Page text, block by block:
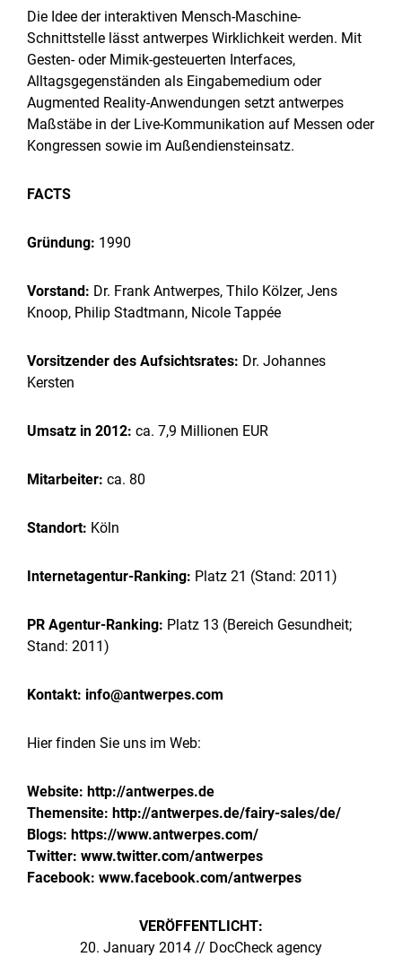
Die Idee der interaktiven Mensch-Maschine-
Schnittstelle lässt antwerpes Wirklichkeit werden. Mit
Gesten- oder Mimik-gesteuerten Interfaces,
Alltagsgegenständen als Eingabemedium oder
Augmented Reality-Anwendungen setzt antwerpes
Maßstäbe in der Live-Kommunikation auf Messen oder
Kongressen sowie im Außendiensteinsatz.
FACTS
Gründung: 1990
Vorstand: Dr. Frank Antwerpes, Thilo Kölzer, Jens
Knoop, Philip Stadtmann, Nicole Tappée
Vorsitzender des Aufsichtsrates: Dr. Johannes
Kersten
Umsatz in 2012: ca. 7,9 Millionen EUR
Mitarbeiter: ca. 80
Standort: Köln
Internetagentur-Ranking: Platz 21 (Stand: 2011)
PR Agentur-Ranking: Platz 13 (Bereich Gesundheit;
Stand: 2011)
Kontakt: info@antwerpes.com
Hier finden Sie uns im Web:
Website: http://antwerpes.de
Themensite: http://antwerpes.de/fairy-sales/de/
Blogs: https://www.antwerpes.com/
Twitter: www.twitter.com/antwerpes
Facebook: www.facebook.com/antwerpes
VERÖFFENTLICHT:
20. January 2014 // DocCheck agency